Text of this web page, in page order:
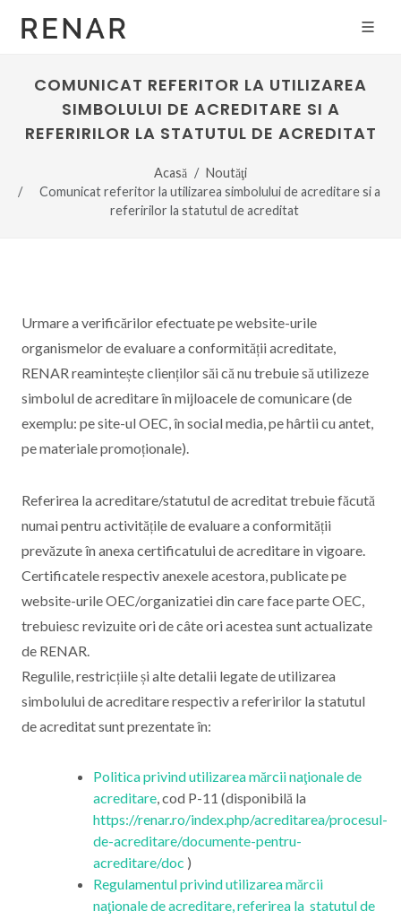
COMUNICAT REFERITOR LA UTILIZAREA
SIMBOLULUI DE ACREDITARE SI A
REFERIRILOR LA STATUTUL DE ACREDITAT
Acasă
Noutăţi
Comunicat referitor la utilizarea simbolului de acreditare si a
referirilor la statutul de acreditat
Urmare a verificărilor efectuate pe website-urile
organismelor de evaluare a conformității acreditate,
RENAR reamintește clienților săi că nu trebuie să utilizeze
simbolul de acreditare în mijloacele de comunicare (de
exemplu: pe site-ul OEC, în social media, pe hârtii cu antet,
pe materiale promoționale).
Referirea la acreditare/statutul de acreditat trebuie făcută
numai pentru activitățile de evaluare a conformității
prevăzute în anexa certificatului de acreditare in vigoare.
Certificatele respectiv anexele acestora, publicate pe
website-urile OEC/organizatiei din care face parte OEC,
trebuiesc revizuite ori de câte ori acestea sunt actualizate
de RENAR.
Regulile, restricțiile și alte detalii legate de utilizarea
simbolului de acreditare respectiv a referirilor la statutul
de acreditat sunt prezentate în:
Politica privind utilizarea mărcii naţionale de
acreditare, cod P-11 (disponibilă la
https://renar.ro/index.php/acreditarea/procesul-
de-acreditare/documente-pentru-
acreditare/doc )
Regulamentul privind utilizarea mărcii
naţionale de acreditare, referirea la statutul de